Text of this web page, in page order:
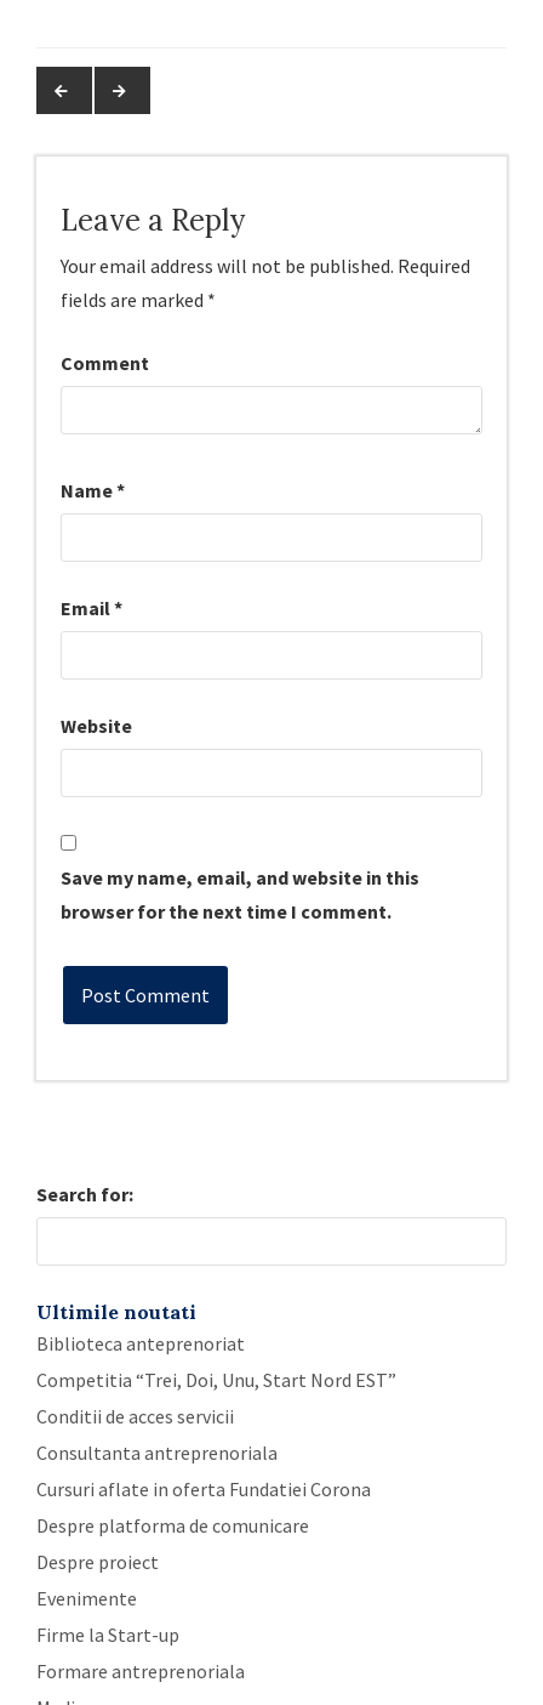
Leave a Reply
Your email address will not be published. Required
fields are marked *
Comment
Name*
Email*
Website
Save my name, email, and website in this
browser for the next time I comment.
Search for:
Ultimile noutati
Biblioteca anteprenoriat
Competitia “Trei, Doi, Unu, Start Nord EST”
Conditii de acces servicii
Consultanta antreprenoriala
Cursuri aflate in oferta Fundatiei Corona
Despre platforma de comunicare
Despre proiect
Evenimente
Firme la Start-up
Formare antreprenoriala